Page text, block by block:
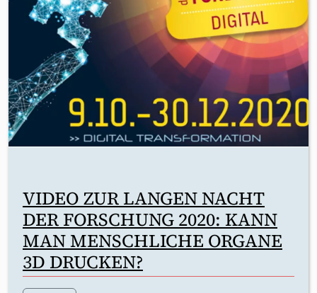
VIDEO ZUR LANGEN NACHT
DER FORSCHUNG 2020: KANN
MAN MENSCHLICHE ORGANE
3D DRUCKEN?